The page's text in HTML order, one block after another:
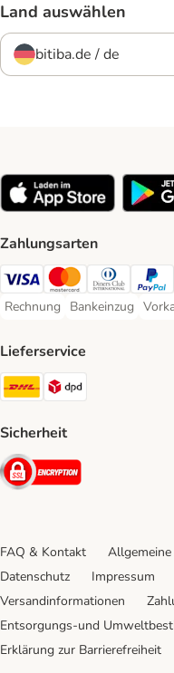
Land auswählen
bitiba.de / de
Zahlungsarten
Visa Payment Method
Mastercard Payment
Diners Club
PayPal
Rechnung
Rechnung Payment Method
Bankeinzug
Bankeinzug
Lieferservice
DHL Shipping Method
Sicherheit
Security
FAQ & Kontakt
Datenschutz
Impressum
Versandinformationen
Entsorgungs-und
Erklärung zur Barrierefreiheit